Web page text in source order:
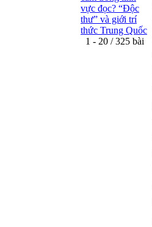
vực đọc? “Ðộc
thư” và giới trí
thức Trung Quốc
1 - 20 / 325 bài